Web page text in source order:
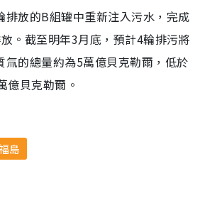
排放的B組罐中重新注入污水，完成
。截至明年3月底，預計4輪排污將
氚的總量約為5萬億貝克勒爾，低於
億貝克勒爾。
島